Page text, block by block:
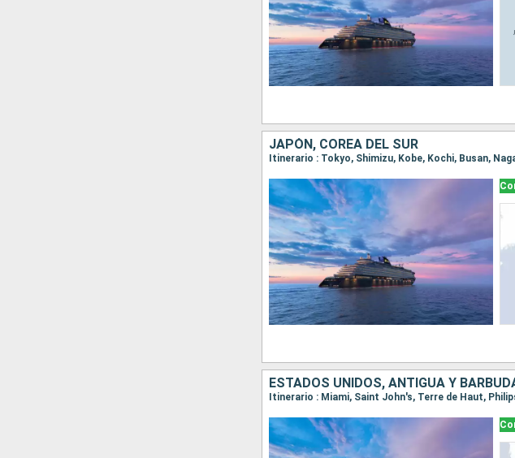
JAPÓN, COREA DEL SUR
Itinerario : Tokyo, Shimizu, Kobe, Kochi, Busan,
ESTADOS UNIDOS, ANTIGUA Y